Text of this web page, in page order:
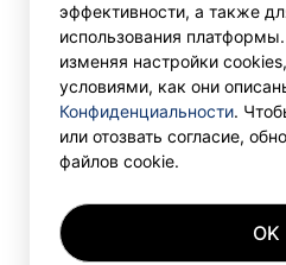
эффективности, а также
использования
изменяя настройки
условиями, как они
Конфиденциальности.
или отозвать согласие,
файлов cookie.
OK